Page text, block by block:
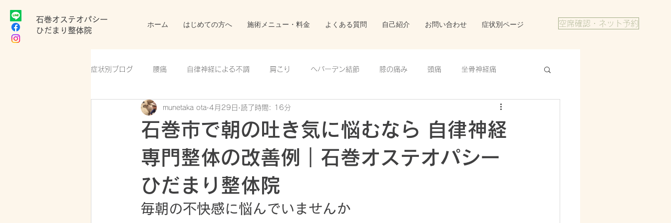
​石巻オステオパシー
ひだまり整体院
空席確認・ネット予約
ホーム はじめての方へ 施術メニュー・料金 よくある質問 自己紹介 お問い合わせ 症状別ページ
症状別ブログ 腰痛 自律神経による不調 肩こり ヘバーデン結節 膝の痛み 頭痛 坐骨神経痛
産後の骨盤矯正 更年期障害 症例報告 股関節痛
石巻市で朝の吐き気に悩むなら 自律神経
専門整体の改善例｜石巻オステオパシー
ひだまり整体院
munetaka ota 4月29日 読了時間: 16分
毎朝の不快感に悩んでいませんか